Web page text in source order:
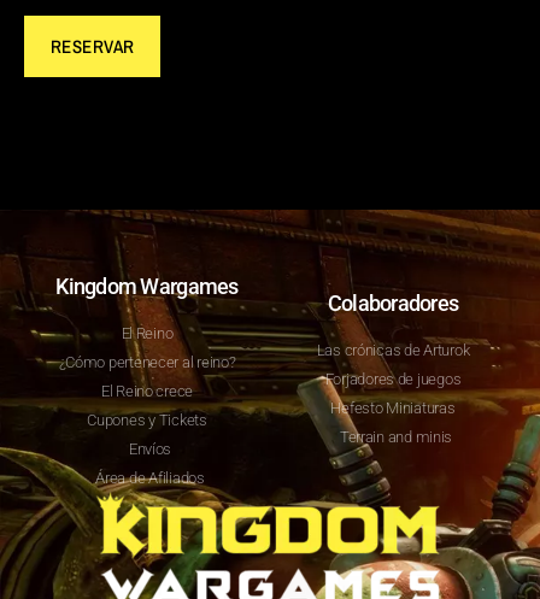
RESERVAR
Kingdom Wargames
El Reino
¿Cómo pertenecer al reino?
El Reino crece
Cupones y Tickets
Envíos
Área de Afiliados
Colaboradores
Las crónicas de Arturok
Forjadores de juegos
Hefesto Miniaturas
Terrain and minis